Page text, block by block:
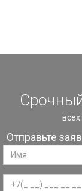
Отправьте